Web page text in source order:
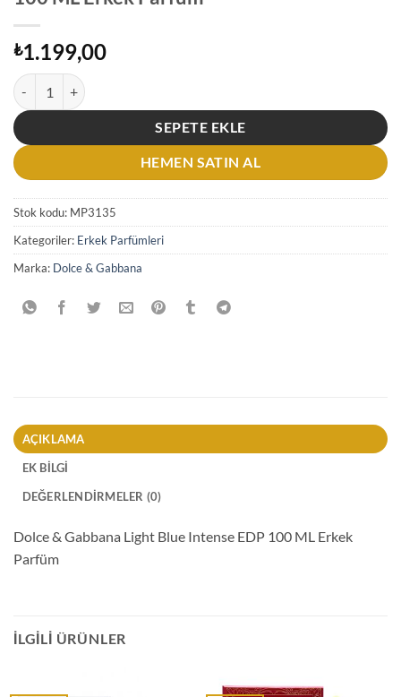
₺1.199,00
Dolce & Gabbana Light Blue Intense EDP 100 ML Erkek Parfüm adet
SEPETE EKLE
HEMEN SATIN AL
Stok kodu: MP3135
Kategoriler: Erkek Parfümleri
Marka: Dolce & Gabbana
AÇIKLAMA
EK BILGI
DEĞERLENDIRMELER (0)
Dolce & Gabbana Light Blue Intense EDP 100 ML Erkek
Parfüm
İLGILI ÜRÜNLER